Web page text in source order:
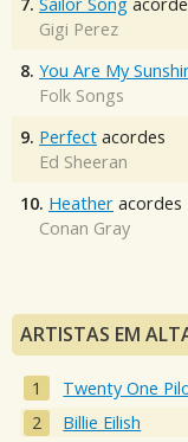
Gigi Perez
8. You Are My
Folk Songs
9. Perfect acordes
Ed Sheeran
10. Heather acordes
Conan Gray
ARTISTAS EM
Twenty One
Billie Eilish